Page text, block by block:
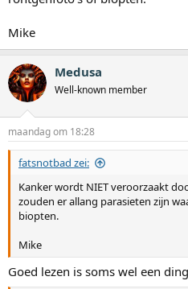
Mike
Medusa
Well-known member
maandag om 18:28
fatsnotbad zei:
Kanker wordt NIET veroorzaakt
zouden er allang parasieten zijn
biopten.
Mike
Goed lezen is soms wel een